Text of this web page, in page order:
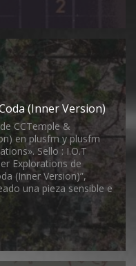
(Inner Version)
CCTemple &
en plusfm y plusfm
Sello : I.O.T
Explorations de
(Inner Version)”,
una pieza sensible e